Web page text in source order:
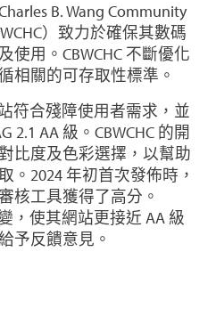
B. Wang Community
）致力於確保其數碼
使用。CBWCHC 不斷優化
相關的可存取性標準。
符合殘障使用者需求，並
2.1 AA 級。CBWCHC 的開
比度及色彩選擇，以幫助
。2024 年初首次發佈時，
核工具獲得了高分。
，使其網站更接近 AA 級
予反饋意見。